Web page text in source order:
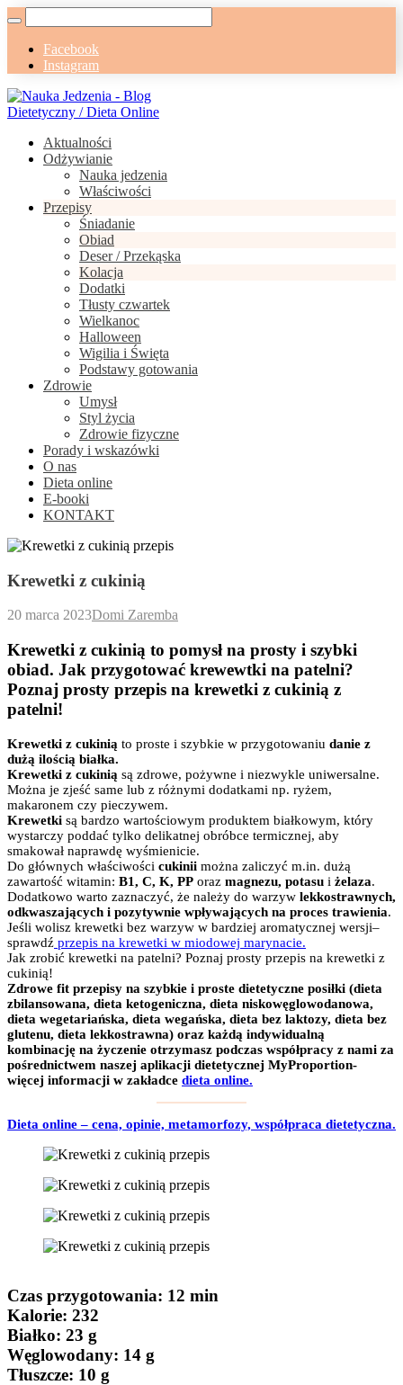
Facebook
Instagram
Aktualności
Odżywianie
Nauka jedzenia
Właściwości
Przepisy
Śniadanie
Obiad
Deser / Przekąska
Kolacja
Dodatki
Tłusty czwartek
Wielkanoc
Halloween
Wigilia i Święta
Podstawy gotowania
Zdrowie
Umysł
Styl życia
Zdrowie fizyczne
Porady i wskazówki
O nas
Dieta online
E-booki
KONTAKT
Krewetki z cukinią
20 marca 2023Domi Zaremba
Krewetki z cukinią to pomysł na prosty i szybki
obiad. Jak przygotować krewewtki na patelni?
Poznaj prosty przepis na krewetki z cukinią z
patelni!
Krewetki z cukinią to proste i szybkie w przygotowaniu danie z
dużą ilością białka.
Krewetki z cukinią są zdrowe, pożywne i niezwykle uniwersalne.
Można je zjeść same lub z różnymi dodatkami np. ryżem,
makaronem czy pieczywem.
Krewetki są bardzo wartościowym produktem białkowym, który
wystarczy poddać tylko delikatnej obróbce termicznej, aby
smakował naprawdę wyśmienicie.
Do głównych właściwości cukinii można zaliczyć m.in. dużą
zawartość witamin: B1, C, K, PP oraz magnezu, potasu i żelaza.
Dodatkowo warto zaznaczyć, że należy do warzyw lekkostrawnych,
odkwaszających i pozytywnie wpływających na proces trawienia.
Jeśli wolisz krewetki bez warzyw w bardziej aromatycznej wersji–
sprawdź przepis na krewetki w miodowej marynacie.
Jak zrobić krewetki na patelni? Poznaj prosty przepis na krewetki z
cukinią!
Zdrowe fit przepisy na szybkie i proste dietetyczne posiłki (dieta
zbilansowana, dieta ketogeniczna, dieta niskowęglowodanowa,
dieta wegetariańska, dieta wegańska, dieta bez laktozy, dieta bez
glutenu, dieta lekkostrawna) oraz każdą indywidualną
kombinację na życzenie otrzymasz podczas współpracy z nami za
pośrednictwem naszej aplikacji dietetycznej MyProportion-
więcej informacji w zakładce dieta online.
Dieta online – cena, opinie, metamorfozy, współpraca dietetyczna.
Czas przygotowania: 12 min
Kalorie: 232
Białko: 23 g
Węglowodany: 14 g
Tłuszcze: 10 g